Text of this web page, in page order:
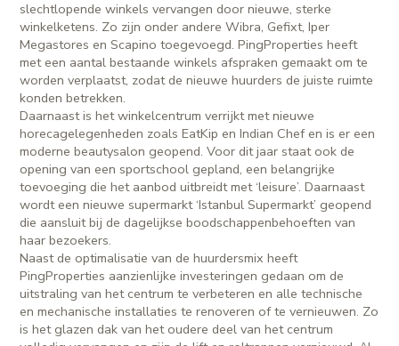
slechtlopende winkels vervangen door nieuwe, sterke
winkelketens. Zo zijn onder andere Wibra, Gefixt, Iper
Megastores en Scapino toegevoegd. PingProperties heeft
met een aantal bestaande winkels afspraken gemaakt om te
worden verplaatst, zodat de nieuwe huurders de juiste ruimte
konden betrekken.
Daarnaast is het winkelcentrum verrijkt met nieuwe
horecagelegenheden zoals EatKip en Indian Chef en is er een
moderne beautysalon geopend. Voor dit jaar staat ook de
opening van een sportschool gepland, een belangrijke
toevoeging die het aanbod uitbreidt met ‘leisure’. Daarnaast
wordt een nieuwe supermarkt ‘Istanbul Supermarkt’ geopend
die aansluit bij de dagelijkse boodschappenbehoeften van
haar bezoekers.
Naast de optimalisatie van de huurdersmix heeft
PingProperties aanzienlijke investeringen gedaan om de
uitstraling van het centrum te verbeteren en alle technische
en mechanische installaties te renoveren of te vernieuwen. Zo
is het glazen dak van het oudere deel van het centrum